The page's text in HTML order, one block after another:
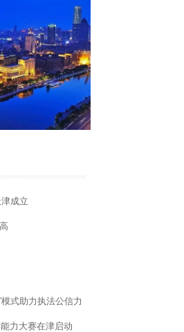
津成立
式助力执法公信力
力大赛在津启动